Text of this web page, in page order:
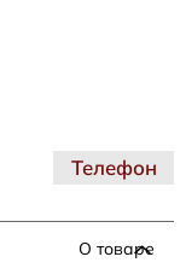
О товаре
Телефон